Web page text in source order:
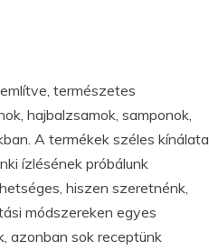
természetes
hajbalzsamok, samponok,
A termékek széles kínálata
ízlésének próbálunk
hiszen szeretnénk,
módszereken egyes
azonban sok receptünk